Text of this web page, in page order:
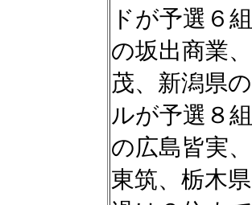
ドが予選６
の坂出商業
茂、新潟県
ルが予選８
の広島皆実
東筑、栃木